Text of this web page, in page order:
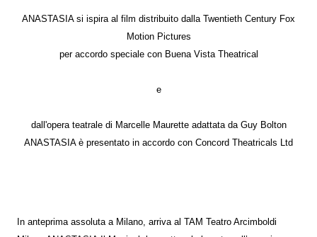
ANASTASIA si ispira al film distribuito dalla Twentieth Century Fox
Motion Pictures
per accordo speciale con Buena Vista Theatrical
e
dall'opera teatrale di Marcelle Maurette adattata da Guy Bolton
ANASTASIA è presentato in accordo con Concord Theatricals Ltd
In anteprima assoluta a Milano, arriva al TAM Teatro Arcimboldi